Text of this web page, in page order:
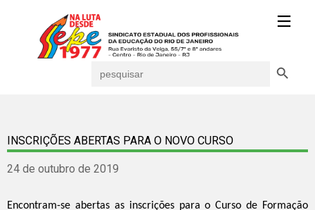
for:
INSCRIÇÕES ABERTAS PARA O NOVO CURSO
24 de outubro de 2019
Encontram-se abertas as inscrições para o Curso de Formação